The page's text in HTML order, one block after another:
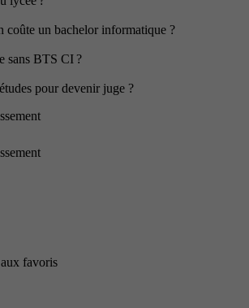
coûte un bachelor informatique ?
sans BTS CI ?
pour devenir juge ?
favoris